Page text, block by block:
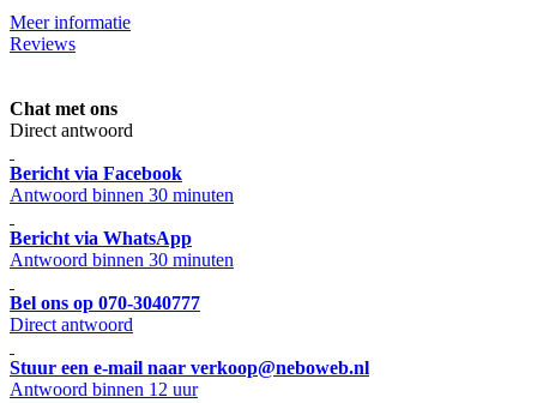
Meer informatie
Reviews
Chat met ons
Direct antwoord
Bericht via Facebook
Antwoord binnen 30 minuten
Bericht via WhatsApp
Antwoord binnen 30 minuten
Bel ons op 070-3040777
Direct antwoord
Stuur een e-mail naar verkoop@neboweb.nl
Antwoord binnen 12 uur